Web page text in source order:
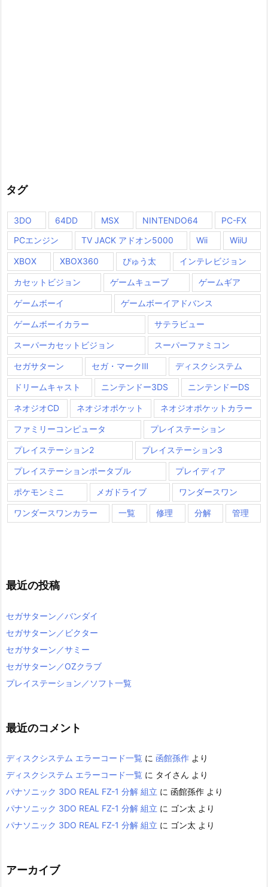
タグ
3DO 64DD MSX NINTENDO64
PC-FX
PCエンジン
TV JACK アドオン5000 Wii WiiU
XBOX XBOX360 ぴゅう太 インテレビジョン
カセットビジョン ゲームキューブ ゲームギア
ゲームボーイ ゲームボーイアドバンス
ゲームボーイカラー サテラビュー
スーパーカセットビジョン スーパーファミコン
セガサターン セガ・マークⅢ ディスクシステム
ドリームキャスト ニンテンドー3DS ニンテンドーDS
ネオジオCD ネオジオポケット ネオジオポケットカラー
ファミリーコンピュータ プレイステーション
プレイステーション2 プレイステーション3
プレイステーションポータブル プレイディア
ポケモンミニ メガドライブ ワンダースワン
ワンダースワンカラー 一覧 修理 分解 管理
最近の投稿
セガサターン／バンダイ
セガサターン／ビクター
セガサターン／サミー
セガサターン／OZクラブ
プレイステーション／ソフト一覧
最近のコメント
ディスクシステム エラーコード一覧 に 函館孫作 より
ディスクシステム エラーコード一覧 に タイさん より
パナソニック 3DO REAL FZ-1 分解 組立 に 函館孫作 より
パナソニック 3DO REAL FZ-1 分解 組立 に ゴン太 より
パナソニック 3DO REAL FZ-1 分解 組立 に ゴン太 より
アーカイブ